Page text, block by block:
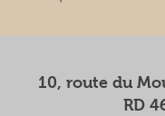
10, route du
RD